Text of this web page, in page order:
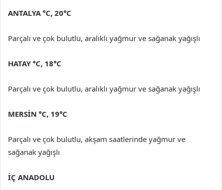
ANTALYA °C, 20°C
Parçalı ve çok bulutlu, aralıklı yağmur ve sağanak yağışlı
HATAY °C, 18°C
Parçalı ve çok bulutlu, aralıklı yağmur ve sağanak yağışlı
MERSİN °C, 19°C
Parçalı ve çok bulutlu, akşam saatlerinde yağmur ve
sağanak yağışlı
İÇ ANADOLU